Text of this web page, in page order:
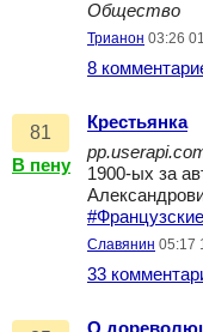
Общество
Трианон 03:26
8
81
В пену
Крестьянка
1900-ых за
Славянин 05:17
33